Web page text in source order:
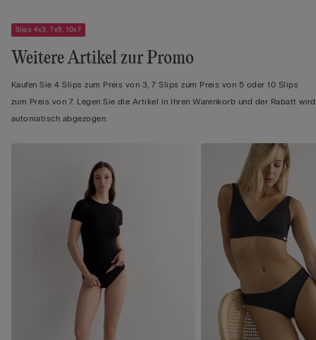
Slips 4x3, 7x5, 10x7
Weitere Artikel zur Promo
Kaufen Sie 4 Slips zum Preis von 3, 7 Slips zum Preis von 5 oder 10 Slips
zum Preis von 7. Legen Sie die Artikel in Ihren Warenkorb und der Rabatt wird
automatisch abgezogen.